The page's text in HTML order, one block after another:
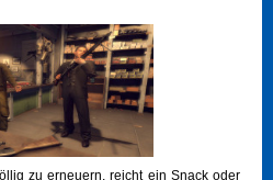
zu erneuern, reicht ein Snack oder